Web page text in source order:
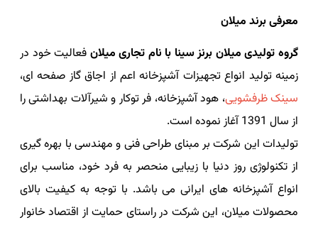
معرفی برند میلان
گروه تولیدی میلان برنز سینا با نام تجاری میلان فعالیت خود در
زمینه تولید انواع تجهیزات آشپزخانه اعم از اجاق گاز صفحه ای،
سینک ظرفشویی، هود آشپزخانه، فر توکار و شیرآلات بهداشتی را
از سال 1391 آغاز نموده است.
تولیدات این شرکت بر مبنای طراحی فنی و مهندسی با بهره گیری
از تکنولوژی روز دنیا با زیبایی منحصر به فرد خود، مناسب برای
انواع آشپزخانه های ایرانی می باشد. با توجه به کیفیت بالای
محصولات میلان، این شرکت در راستای حمایت از اقتصاد خانوار